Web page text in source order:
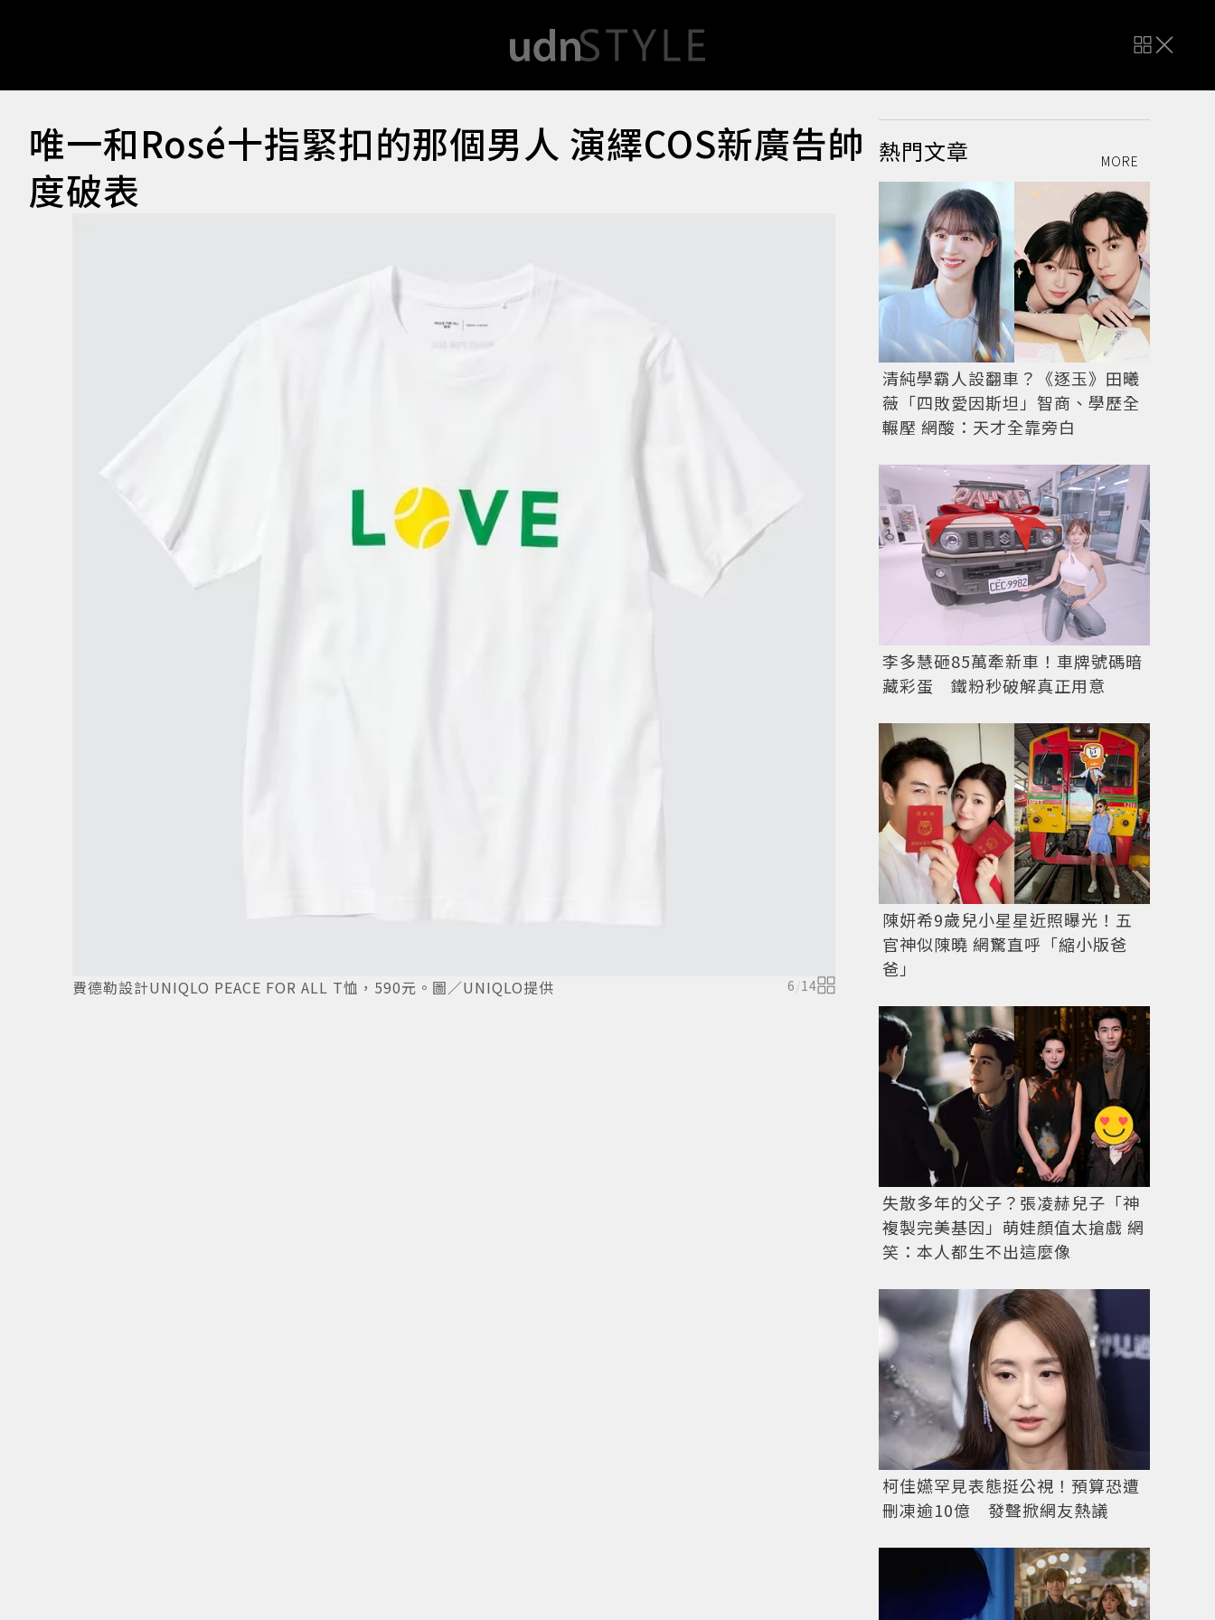
唯一和Rosé十指緊扣的那個男人 演繹COS新廣告帥
度破表
費德勒設計UNIQLO PEACE FOR ALL T恤，590元。圖／UNIQLO提供 6/14
COS夏日男裝迷你系列涼鞋。圖／COS提供
熱門文章 MORE
清純學霸人設翻車？《逐玉》田曦
薇「四敗愛因斯坦」智商、學歷全
輾壓 網酸：天才全靠旁白
李多慧砸85萬牽新車！車牌號碼暗
藏彩蛋 鐵粉秒破解真正用意
陳妍希9歲兒小星星近照曝光！五
官神似陳曉 網驚直呼「縮小版爸
爸」
失散多年的父子？張凌赫兒子「神
複製完美基因」萌娃顏值太搶戲 網
笑：本人都生不出這麼像
柯佳嬿罕見表態挺公視！預算恐遭
刪凍逾10億 發聲掀網友熱議